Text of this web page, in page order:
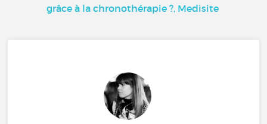
grâce à la chronothérapie ?, Medisite